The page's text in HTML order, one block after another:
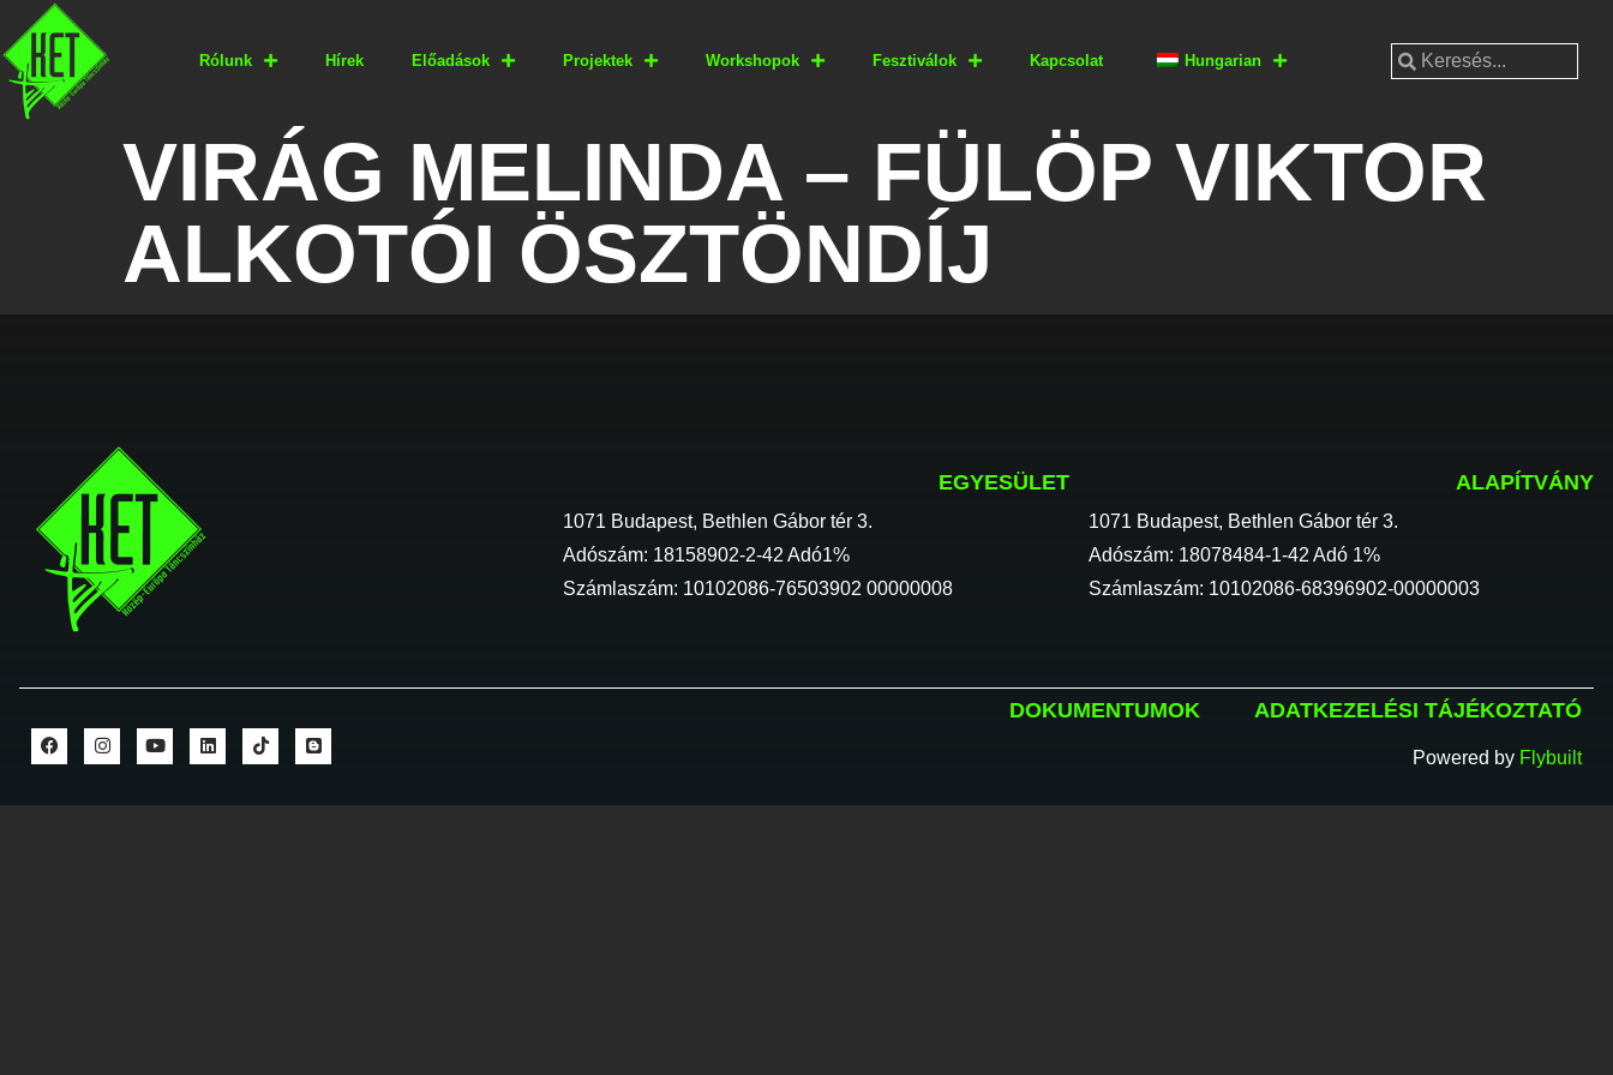
Rólunk Hírek Előadások Projektek Workshopok Fesztiválok Kapcsolat Hungarian
VIRÁG MELINDA – FÜLÖP VIKTOR
ALKOTÓI ÖSZTÖNDÍJ
EGYESÜLET
1071 Budapest, Bethlen Gábor tér 3.
Adószám: 18158902-2-42 Adó1%
Számlaszám: 10102086-76503902 00000008
ALAPÍTVÁNY
1071 Budapest, Bethlen Gábor tér 3.
Adószám: 18078484-1-42 Adó 1%
Számlaszám: 10102086-68396902-00000003
DOKUMENTUMOK ADATKEZELÉSI TÁJÉKOZTATÓ
Powered by Flybuilt